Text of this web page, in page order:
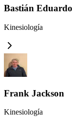
Bastián
Kinesiología
Frank Jackson
Kinesiología